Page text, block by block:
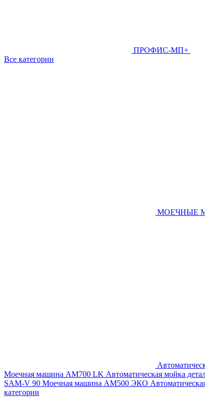
ПРОФИС-МП+
Все категории
МОЕЧНЫЕ
Моечная машина AM700 LK Автоматическая мойка
SAM-V 90 Моечная машина АМ500 ЭКО
категории